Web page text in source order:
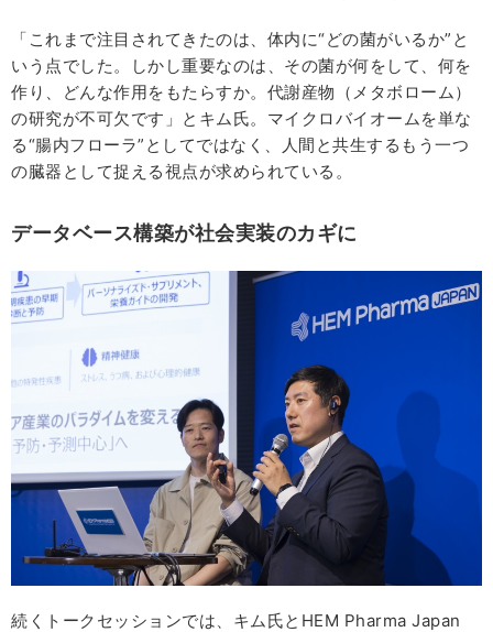
「これまで注目されてきたのは、体内に“どの菌がいるか”と
いう点でした。しかし重要なのは、その菌が何をして、何を
作り、どんな作用をもたらすか。代謝産物（メタボローム）
の研究が不可欠です」とキム氏。マイクロバイオームを単な
る“腸内フローラ”としてではなく、人間と共生するもう一つ
の臓器として捉える視点が求められている。
データベース構築が社会実装のカギに
続くトークセッションでは、キム氏とHEM Pharma Japan